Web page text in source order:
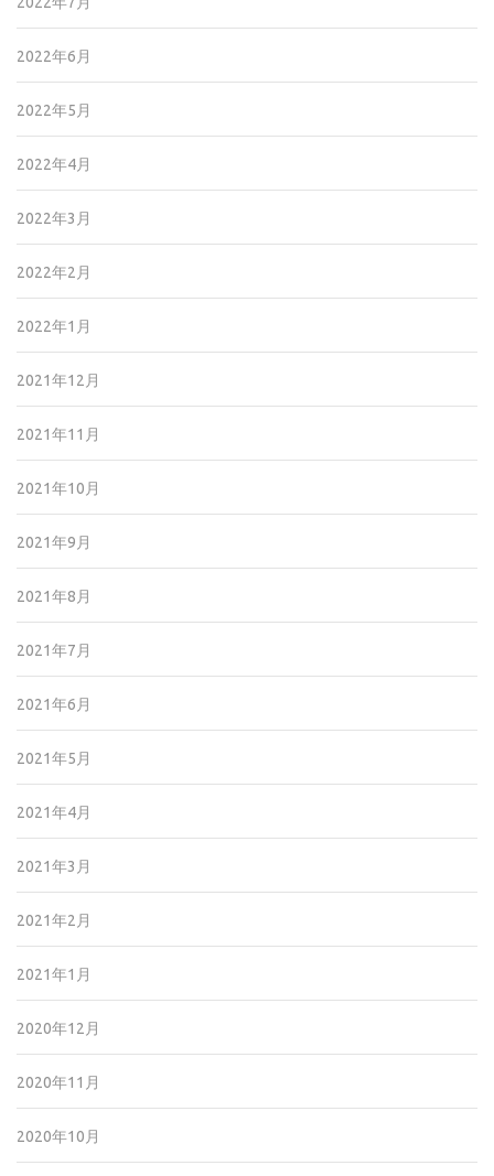
2022年6月
2022年5月
2022年4月
2022年3月
2022年2月
2022年1月
2021年12月
2021年11月
2021年10月
2021年9月
2021年8月
2021年7月
2021年6月
2021年5月
2021年4月
2021年3月
2021年2月
2021年1月
2020年12月
2020年11月
2020年10月